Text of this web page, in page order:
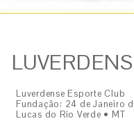
Luverdense Esporte Club
Fundação: 24 de Janeiro
Lucas do Rio Verde • MT